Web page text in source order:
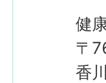
健
〒
香